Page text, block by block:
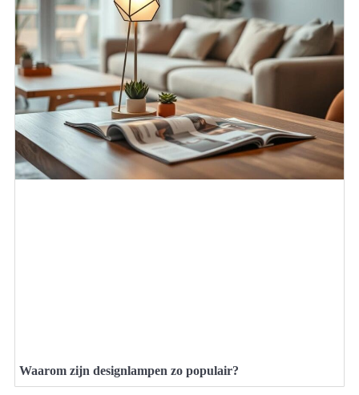
Waarom zijn designlampen zo populair?